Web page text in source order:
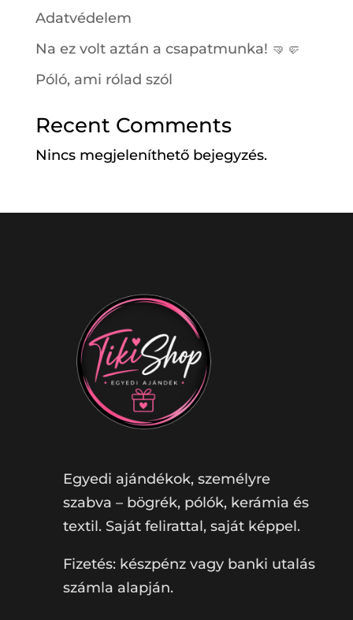
Adatvédelem
Na ez volt aztán a csapatmunka! 🤜🤛
Póló, ami rólad szól
Recent Comments
Nincs megjeleníthető bejegyzés.
Egyedi ajándékok, személyre
szabva – bögrék, pólók, kerámia és
textil. Saját felirattal, saját képpel.
Fizetés: készpénz vagy banki utalás
számla alapján.